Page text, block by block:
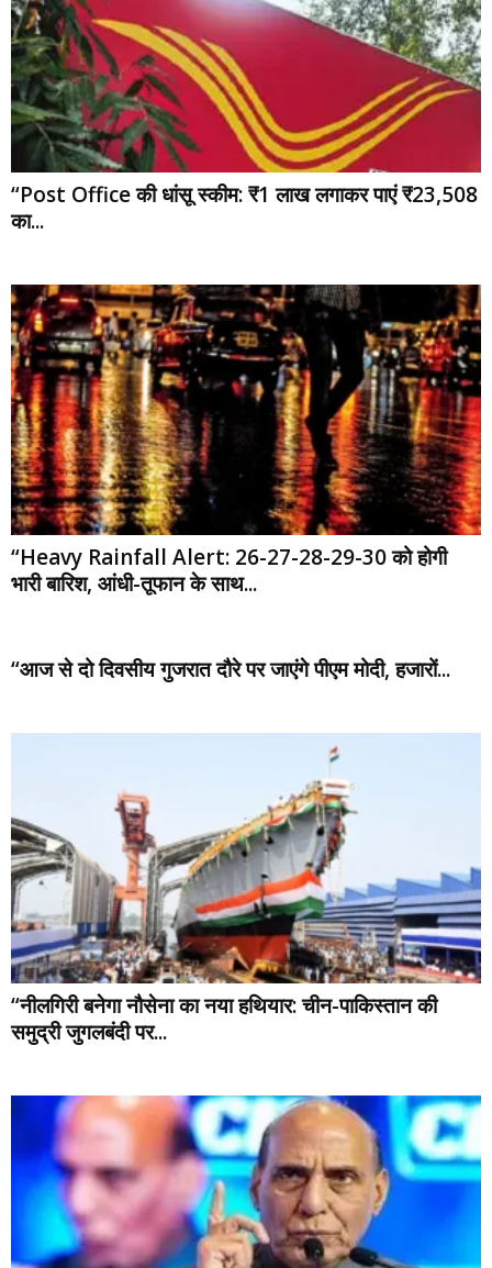
“Post Office की धांसू स्कीम: ₹1 लाख लगाकर पाएं ₹23,508
का...
“Heavy Rainfall Alert: 26-27-28-29-30 को होगी
भारी बारिश, आंधी-तूफान के साथ...
“आज से दो दिवसीय गुजरात दौरे पर जाएंगे पीएम मोदी, हजारों...
“नीलगिरी बनेगा नौसेना का नया हथियार: चीन-पाकिस्तान की
समुद्री जुगलबंदी पर...